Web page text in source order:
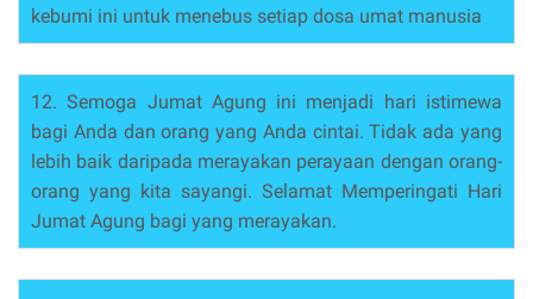
kebumi ini untuk menebus setiap dosa umat manusia
12. Semoga Jumat Agung ini menjadi hari istimewa
bagi Anda dan orang yang Anda cintai. Tidak ada yang
lebih baik daripada merayakan perayaan dengan orang-
orang yang kita sayangi. Selamat Memperingati Hari
Jumat Agung bagi yang merayakan.